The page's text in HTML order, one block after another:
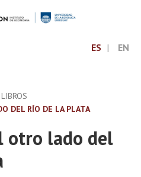
ES EN
LIBROS
DEL RÍO DE LA PLATA
otro lado del